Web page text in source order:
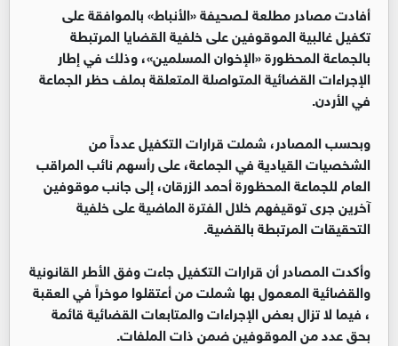
أفادت مصادر مطلعة لـصحيفة «الأنباط» بالموافقة على
تكفيل غالبية الموقوفين على خلفية القضايا المرتبطة
بالجماعة المحظورة «الإخوان المسلمين»، وذلك في إطار
الإجراءات القضائية المتواصلة المتعلقة بملف حظر الجماعة
في الأردن.
وبحسب المصادر، شملت قرارات التكفيل عدداً من
الشخصيات القيادية في الجماعة، على رأسهم نائب المراقب
العام للجماعة المحظورة أحمد الزرقان، إلى جانب موقوفين
آخرين جرى توقيفهم خلال الفترة الماضية على خلفية
التحقيقات المرتبطة بالقضية.
وأكدت المصادر أن قرارات التكفيل جاءت وفق الأطر القانونية
والقضائية المعمول بها شملت من أعتقلوا موخراً في العقبة
، فيما لا تزال بعض الإجراءات والمتابعات القضائية قائمة
بحق عدد من الموقوفين ضمن ذات الملفات.